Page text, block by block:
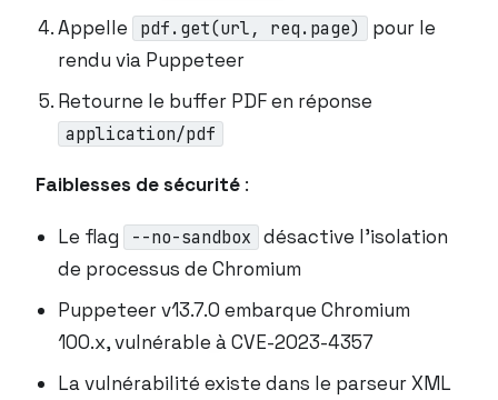
Appelle pdf.get(url, req.page)
pour le
rendu via Puppeteer
Retourne le buffer PDF en réponse
application/pdf
Faiblesses de sécurité :
Le flag --no-sandbox
désactive l’isolation
de processus de Chromium
Puppeteer v13.7.0 embarque Chromium
100.x, vulnérable à CVE-2023-4357
La vulnérabilité existe dans le parseur XML